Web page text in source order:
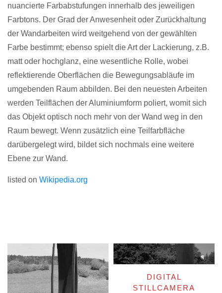
nuancierte Farbabstufungen innerhalb des jeweiligen
Farbtons. Der Grad der Anwesenheit oder Zurückhaltung
der Wandarbeiten wird weitgehend von der gewählten
Farbe bestimmt; ebenso spielt die Art der Lackierung, z.B.
matt oder hochglanz, eine wesentliche Rolle, wobei
reflektierende Oberflächen die Bewegungsabläufe im
umgebenden Raum abbilden. Bei den neuesten Arbeiten
werden Teilflächen der Aluminiumform poliert, womit sich
das Objekt optisch noch mehr von der Wand weg in den
Raum bewegt. Wenn zusätzlich eine Teilfarbfläche
darübergelegt wird, bildet sich nochmals eine weitere
Ebene zur Wand.
listed on Wikipedia.org
DIGITAL
STILLCAMERA